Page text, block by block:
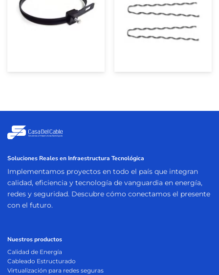
Soluciones Reales en Infraestructura Tecnológica
Implementamos proyectos en todo el país que integran
calidad, eficiencia y tecnología de vanguardia en energía,
redes y seguridad. Descubre cómo conectamos el presente
con el futuro.
Nuestros productos
Calidad de Energía
Cableado Estructurado
Virtualización para redes seguras